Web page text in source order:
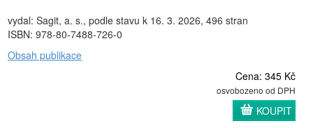
vydal: Sagit, a. s., podle stavu k 16. 3. 2026, 496 stran
ISBN: 978-80-7488-726-0
Obsah publikace
Cena: 345 Kč
osvobozeno od DPH
KOUPIT